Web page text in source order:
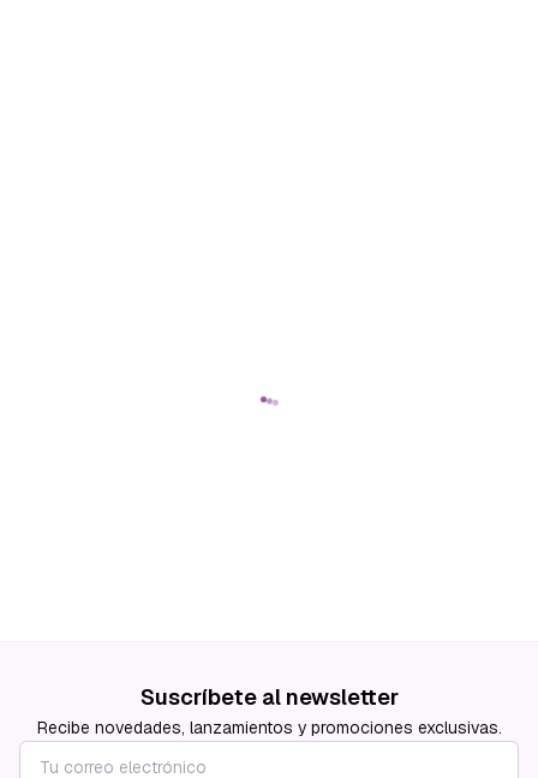
Suscríbete al newsletter
Recibe novedades, lanzamientos y promociones exclusivas.